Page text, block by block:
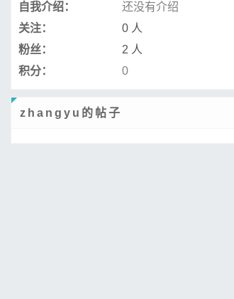
自我介绍：
还没有介绍
关注：
0 人
粉丝：
2 人
积分：
0
zhangyu的帖子